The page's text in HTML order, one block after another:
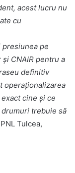
acest lucru nu
cu
presiunea pe
CNAIR pentru a
definitiv
operaționalizarea
cine și ce
trebuie să
Tulcea,